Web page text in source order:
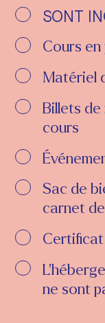
SONT
Cours en
Matériel
Billets de
cours
Sac de
carnet
Certificat
ne sont